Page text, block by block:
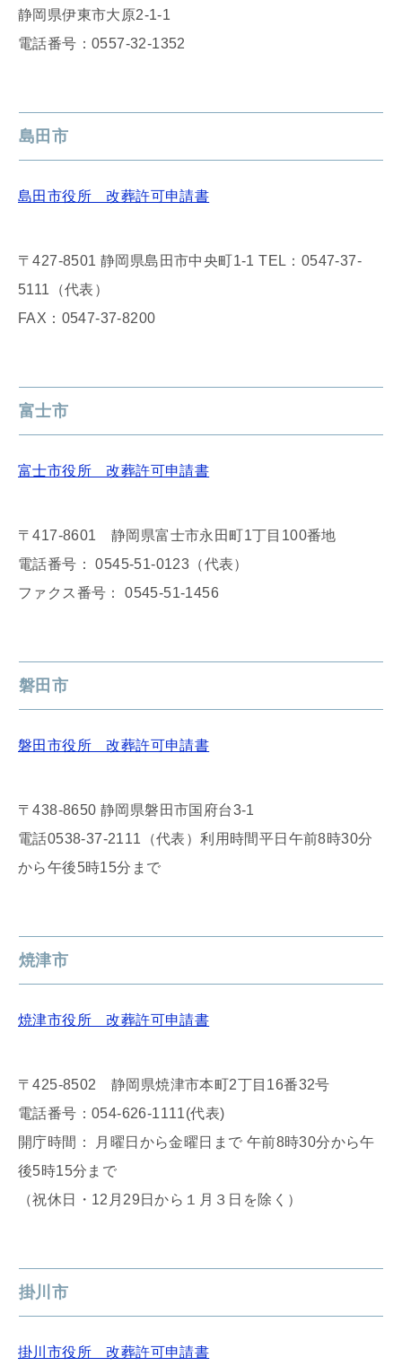
静岡県伊東市大原2-1-1
電話番号：0557-32-1352​​​​​​​​​​​​​​
島田市
島田市役所 改葬許可申請書
〒427-8501 静岡県島田市中央町1-1 TEL：0547-37-
5111（代表）
FAX：0547-37-8200
富士市
富士市役所 改葬許可申請書
〒417-8601 静岡県富士市永田町1丁目100番地
電話番号： 0545-51-0123（代表）
ファクス番号： 0545-51-1456
磐田市
磐田市役所 改葬許可申請書
〒438-8650 静岡県磐田市国府台3-1
電話0538-37-2111（代表）利用時間平日午前8時30分
から午後5時15分まで
焼津市
焼津市役所 改葬許可申請書
〒425-8502 静岡県焼津市本町2丁目16番32号
電話番号：054-626-1111(代表)
開庁時間： 月曜日から金曜日まで 午前8時30分から午
後5時15分まで
（祝休日・12月29日から１月３日を除く）
掛川市
掛川市役所 改葬許可申請書